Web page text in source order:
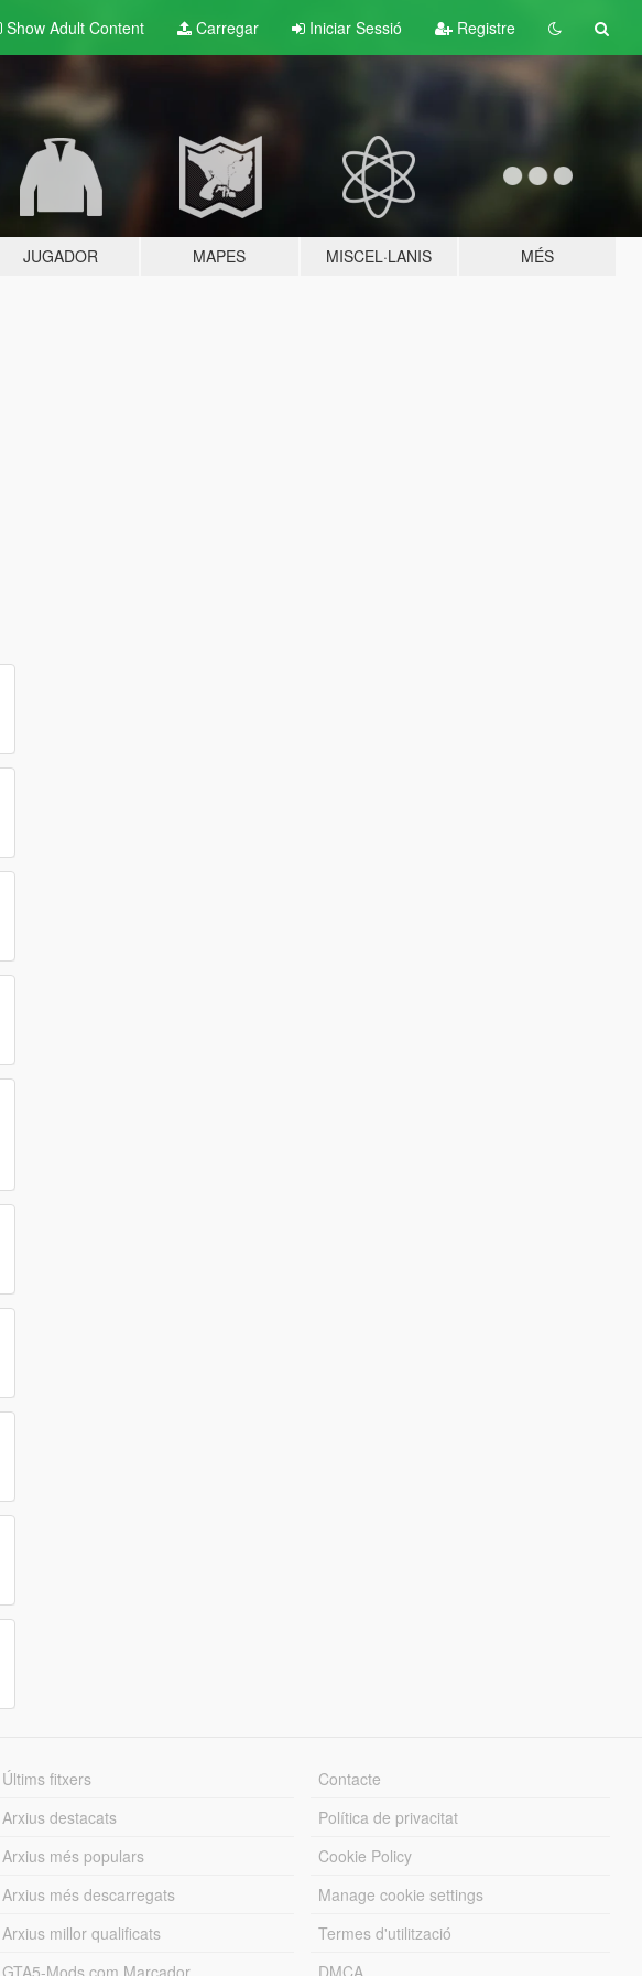
Show Adult Content Carregar Iniciar Sessió Registre
JUGADOR MAPES MISCEL·LANIS MÉS
Últims fitxers
Arxius destacats
Arxius més populars
Arxius més descarregats
Arxius millor qualificats
GTA5-Mods.com Marcador
Contacte
Política de privacitat
Cookie Policy
Manage cookie settings
Termes d'utilització
DMCA